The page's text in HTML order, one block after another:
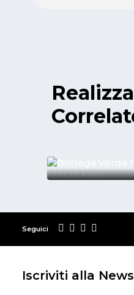
Seguici
Iscriviti alla